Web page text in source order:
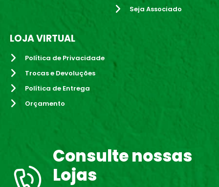
Seja Associado
LOJA VIRTUAL
Política de Privacidade
Trocas e Devoluções
Política de Entrega
Orçamento
Consulte nossas
Lojas